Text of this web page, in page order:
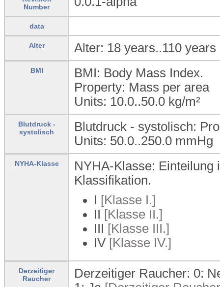
Number
data
Alter Alter: 18 years..110 years
BMI
BMI: Body Mass Index.
Property: Mass per area
Units: 10.0..50.0 kg/m²
Blutdruck -
systolisch
Blutdruck - systolisch:
Units: 50.0..250.0 mmHg
NYHA-Klasse
NYHA-Klasse: Einteilung
Klassifikation.
I [Klasse I.]
II [Klasse II.]
III [Klasse III.]
IV [Klasse IV.]
Derzeitiger
Raucher
Derzeitiger Raucher: 0: